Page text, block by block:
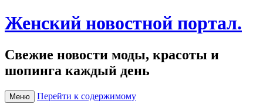
Женский новостной портал.
Свежие новости моды, красоты и
шопинга каждый день
Меню Перейти к содержимому